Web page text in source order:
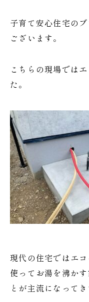
子育て安心住宅の
ございます。
こちらの現場では
た。
現代の住宅ではエ
使ってお湯を沸か
とが主流になってき